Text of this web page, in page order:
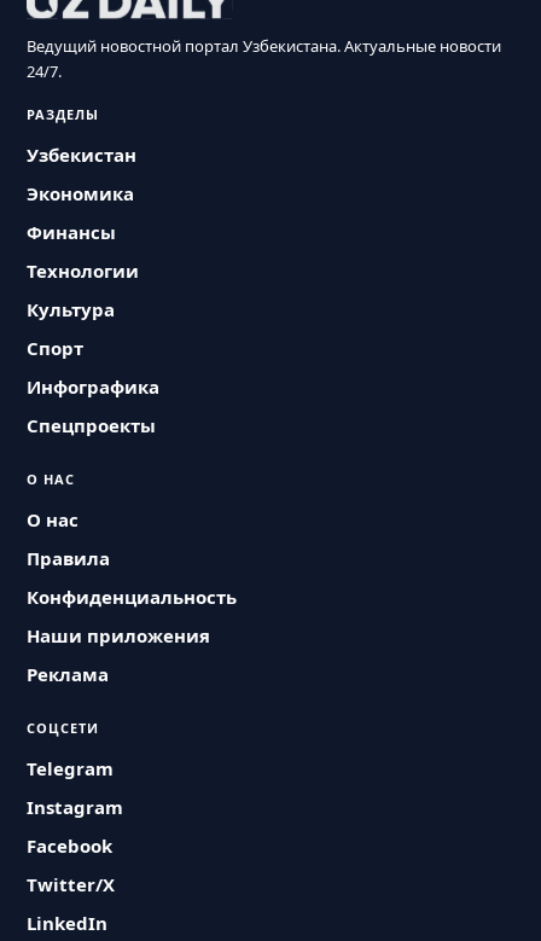
Ведущий новостной портал Узбекистана. Актуальные новости
24/7.
РАЗДЕЛЫ
Узбекистан
Экономика
Финансы
Технологии
Культура
Спорт
Инфографика
Спецпроекты
О НАС
О нас
Правила
Конфиденциальность
Наши приложения
Реклама
СОЦСЕТИ
Telegram
Instagram
Facebook
Twitter/X
LinkedIn